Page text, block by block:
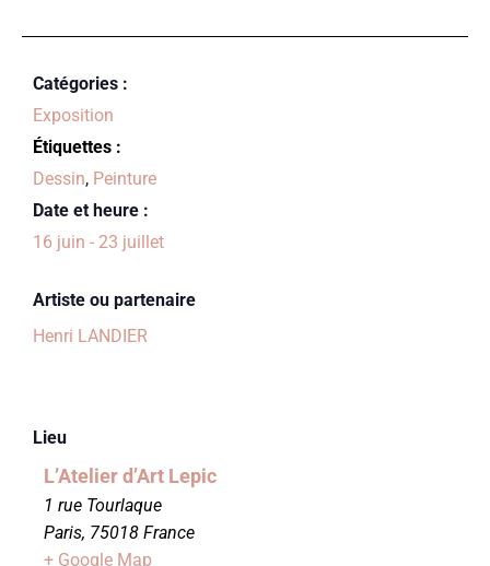
Catégories :
Exposition
Étiquettes :
Dessin, Peinture
Date et heure :
16 juin - 23 juillet
Artiste ou partenaire
Henri LANDIER
Lieu
L’Atelier d’Art Lepic
1 rue Tourlaque
Paris, 75018 France
+ Google Map